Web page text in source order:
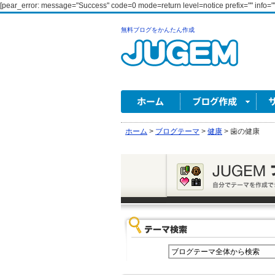
[pear_error: message="Success" code=0 mode=return level=notice prefix=""
無料ブログをかんたん作成
ホーム > ブログテーマ > 健康 > 歯の健康